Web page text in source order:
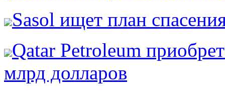
Sasol ищет план
Qatar Petroleum
млрд долларов